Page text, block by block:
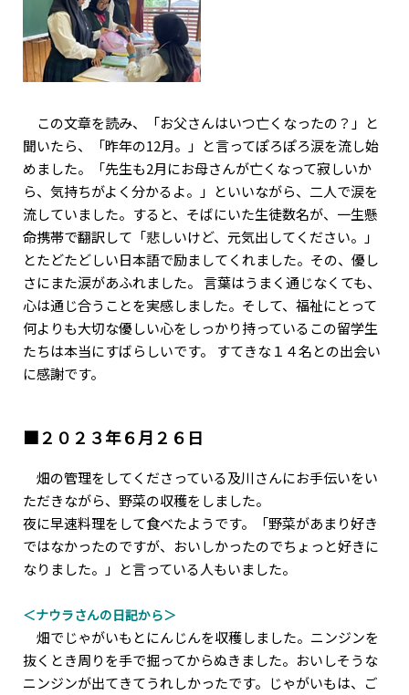
この文章を読み、「お父さんはいつ亡くなったの？」と
聞いたら、「昨年の12月。」と言ってぽろぽろ涙を流し始
めました。「先生も2月にお母さんが亡くなって寂しいか
ら、気持ちがよく分かるよ。」といいながら、二人で涙を
流していました。すると、そばにいた生徒数名が、一生懸
命携帯で翻訳して「悲しいけど、元気出してください。」
とたどたどしい日本語で励ましてくれました。その、優し
さにまた涙があふれました。 言葉はうまく通じなくても、
心は通じ合うことを実感しました。そして、福祉にとって
何よりも大切な優しい心をしっかり持っているこの留学生
たちは本当にすばらしいです。 すてきな１４名との出会い
に感謝です。
■２０２３年６月２６日
畑の管理をしてくださっている及川さんにお手伝いをい
ただきながら、野菜の収穫をしました。
夜に早速料理をして食べたようです。「野菜があまり好き
ではなかったのですが、おいしかったのでちょっと好きに
なりました。」と言っている人もいました。
＜ナウラさんの日記から＞
畑でじゃがいもとにんじんを収穫しました。ニンジンを
抜くとき周りを手で掘ってからぬきました。おいしそうな
ニンジンが出てきてうれしかったです。じゃがいもは、ご